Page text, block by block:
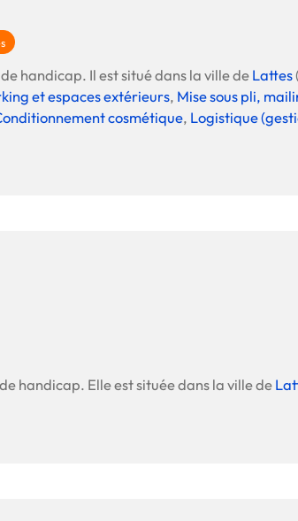
handicap. Il est situé dans la ville deLattes
et espaces extérieurs, Mise sous pli,
cosmétique, Logistique
handicap. Elle est située dans la ville de